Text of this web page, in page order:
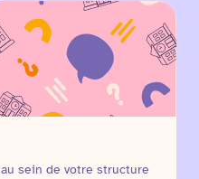
sein de votre structure